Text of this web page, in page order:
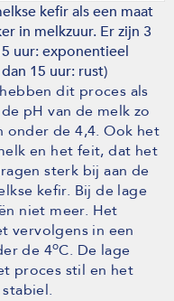
kefir als een maat
in melkzuur. Er zijn 3
uur: exponentieel
15 uur: rust)
dit proces als
pH van de melk zo
onder de 4,4. Ook het
en het feit, dat het
sterk bij aan de
kefir. Bij de lage
niet meer. Het
vervolgens in een
de 4oC. De lage
proces stil en het